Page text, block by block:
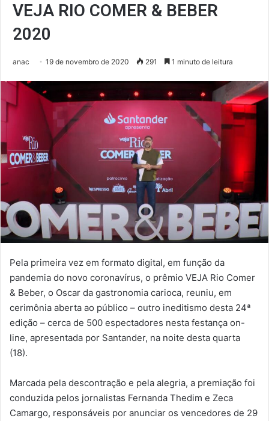
VEJA RIO COMER & BEBER
2020
anac 19 de novembro de 2020 291 1 minuto de leitura
Pela primeira vez em formato digital, em função da
pandemia do novo coronavírus, o prêmio VEJA Rio Comer
& Beber, o Oscar da gastronomia carioca, reuniu, em
cerimônia aberta ao público – outro ineditismo desta 24ª
edição – cerca de 500 espectadores nesta festança on-
line, apresentada por Santander, na noite desta quarta
(18).
Marcada pela descontração e pela alegria, a premiação foi
conduzida pelos jornalistas Fernanda Thedim e Zeca
Camargo, responsáveis por anunciar os vencedores de 29